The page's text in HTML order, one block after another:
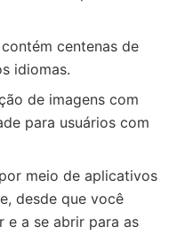
centenas de
idiomas.
de imagens com
para usuários com
meio de aplicativos
desde que você
e a se abrir para as